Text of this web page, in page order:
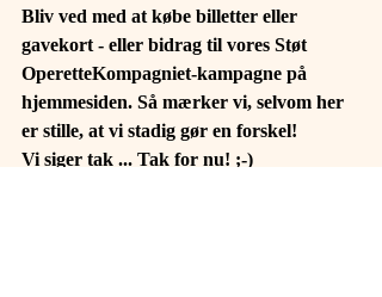
Bliv ved med at købe billetter eller
gavekort - eller bidrag til vores Støt
OperetteKompagniet-kampagne på
hjemmesiden. Så mærker vi, selvom her
er stille, at vi stadig gør en forskel!
Vi siger tak ... Tak for nu! ;-)